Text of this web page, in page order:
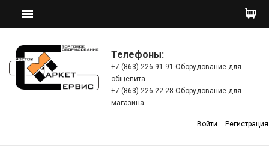
Телефоны:
+7 (863) 226-91-91 Оборудование для
общепита
+7 (863) 226-22-28 Оборудование для
магазина
Войти Регистрация